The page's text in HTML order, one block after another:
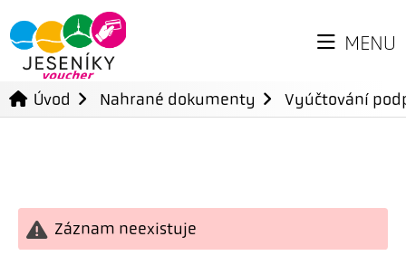
MENU
Úvod Nahrané dokumenty Vyúčtování
Záznam neexistuje